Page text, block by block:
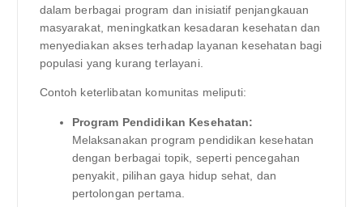
dalam berbagai program dan inisiatif penjangkauan
masyarakat, meningkatkan kesadaran kesehatan dan
menyediakan akses terhadap layanan kesehatan bagi
populasi yang kurang terlayani.
Contoh keterlibatan komunitas meliputi:
Program Pendidikan Kesehatan:
Melaksanakan program pendidikan kesehatan
dengan berbagai topik, seperti pencegahan
penyakit, pilihan gaya hidup sehat, dan
pertolongan pertama.